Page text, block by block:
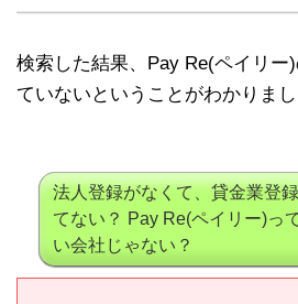
検索した結果、Pay Re(ペイリー
ていないということがわかりまし
法人登録がなくて、貸金業登
てない？ Pay Re(ペイリー)っ
い会社じゃない？